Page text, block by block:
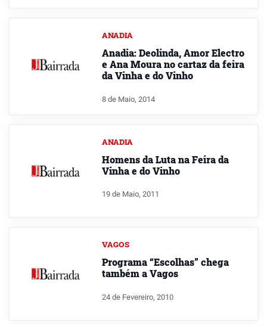
ANADIA
Anadia: Deolinda, Amor Electro
e Ana Moura no cartaz da feira
da Vinha e do Vinho
8 de Maio, 2014
ANADIA
Homens da Luta na Feira da
Vinha e do Vinho
19 de Maio, 2011
VAGOS
Programa “Escolhas” chega
também a Vagos
24 de Fevereiro, 2010